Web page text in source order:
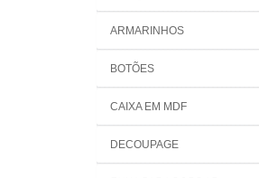
ARMARINHOS
BOTÕES
CAIXA EM MDF
DECOUPAGE